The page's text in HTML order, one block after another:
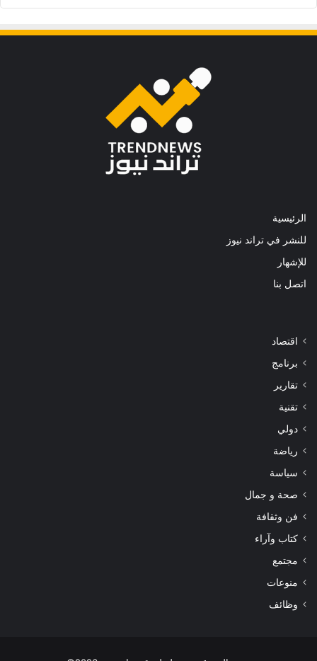
الرئيسية
للنشر في تراند نيوز
للإشهار
اتصل بنا
اقتصاد
برنامج
تقارير
تقنية
دولي
رياضة
سياسة
صحة و جمال
فن وثقافة
كتاب وآراء
مجتمع
منوعات
وظائف